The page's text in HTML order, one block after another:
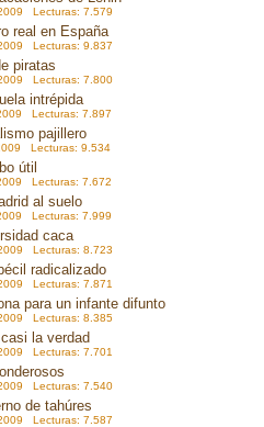
Lecturas: 7.579
real en España
Lecturas: 9.837
piratas
Lecturas: 7.800
intrépida
Lecturas: 7.897
pajillero
Lecturas: 9.534
útil
Lecturas: 7.672
al suelo
Lecturas: 7.999
caca
Lecturas: 8.723
radicalizado
Lecturas: 7.871
para un infante difunto
Lecturas: 8.385
la verdad
Lecturas: 7.701
Lecturas: 7.540
de tahúres
Lecturas: 7.587